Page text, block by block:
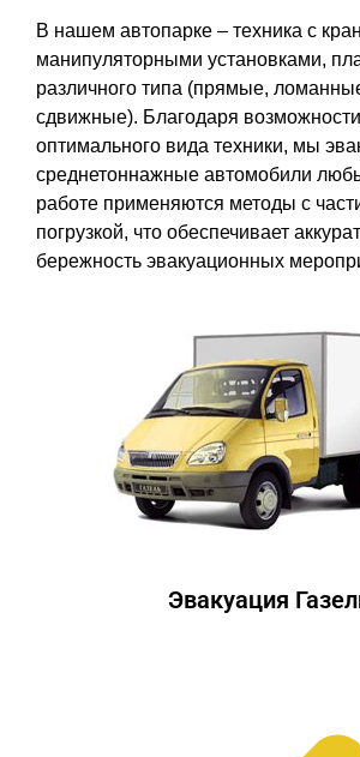
В нашем автопарке – техника с
манипуляторными установками,
различного типа (прямые,
сдвижные). Благодаря
оптимального вида техники, мы
среднетоннажные автомобили
работе применяются методы с
погрузкой, что обеспечивает
бережность эвакуационных
Эвакуация